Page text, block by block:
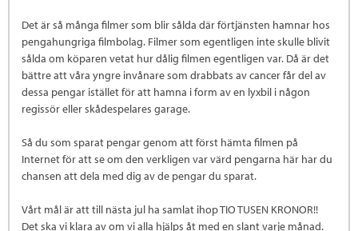
Det är så många filmer som blir sålda där förtjänsten hamnar hos
pengahungriga filmbolag. Filmer som egentligen inte skulle blivit
sålda om köparen vetat hur dålig filmen egentligen var. Då är det
bättre att våra yngre invånare som drabbats av cancer får del av
dessa pengar istället för att hamna i form av en lyxbil i någon
regissör eller skådespelares garage.
Så du som sparat pengar genom att först hämta filmen på
Internet för att se om den verkligen var värd pengarna här har du
chansen att dela med dig av de pengar du sparat.
Vårt mål är att till nästa jul ha samlat ihop TIO TUSEN KRONOR!!
Det ska vi klara av om vi alla hjälps åt med en slant varje månad.